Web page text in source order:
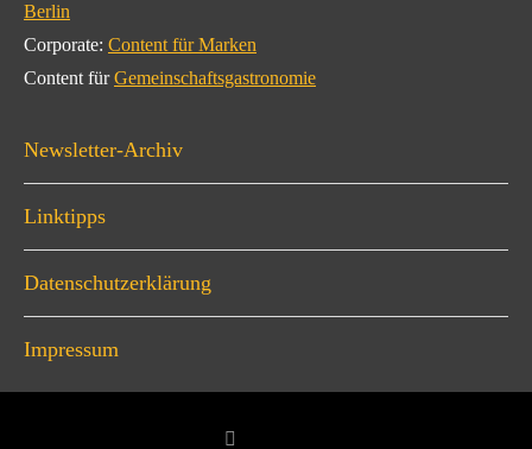
Berlin
Corporate: Content für Marken
Content fürGemeinschaftsgastronomie
Newsletter-Archiv
Linktipps
Datenschutzerklärung
Impressum